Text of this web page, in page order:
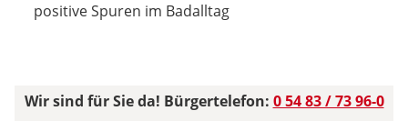
positive Spuren im Badalltag
Wir sind für Sie da! Bürgertelefon: 0 54 83 / 73 96-0